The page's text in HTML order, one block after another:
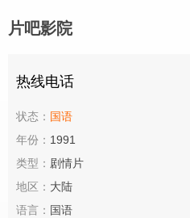
片吧影院
热线电话
状态： 国语
年份： 1991
类型： 剧情片
地区： 大陆
语言： 国语